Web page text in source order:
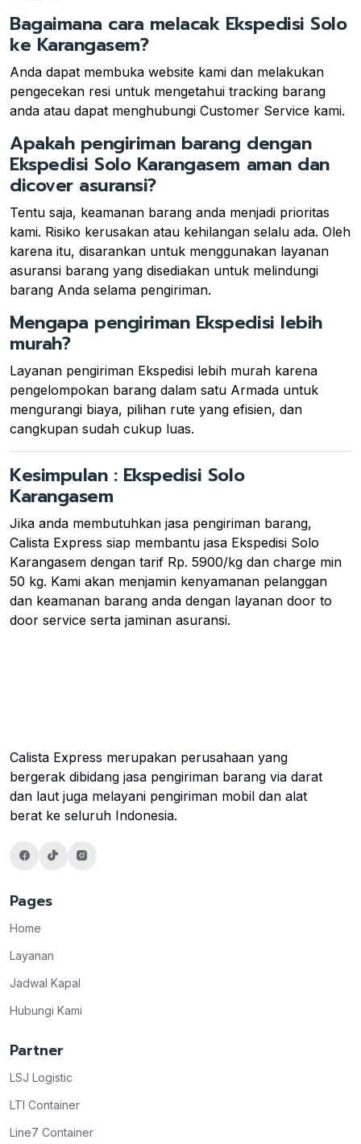
Bagaimana cara melacak Ekspedisi Solo
ke Karangasem?
Anda dapat membuka website kami dan melakukan
pengecekan resi untuk mengetahui tracking barang
anda atau dapat menghubungi Customer Service kami.
Apakah pengiriman barang dengan
Ekspedisi Solo Karangasem aman dan
dicover asuransi?
Tentu saja, keamanan barang anda menjadi prioritas
kami. Risiko kerusakan atau kehilangan selalu ada. Oleh
karena itu, disarankan untuk menggunakan layanan
asuransi barang yang disediakan untuk melindungi
barang Anda selama pengiriman.
Mengapa pengiriman Ekspedisi lebih
murah?
Layanan pengiriman Ekspedisi lebih murah karena
pengelompokan barang dalam satu Armada untuk
mengurangi biaya, pilihan rute yang efisien, dan
cangkupan sudah cukup luas.
Kesimpulan : Ekspedisi Solo
Karangasem
Jika anda membutuhkan jasa pengiriman barang,
Calista Express siap membantu jasa Ekspedisi Solo
Karangasem dengan tarif Rp. 5900/kg dan charge min
50 kg. Kami akan menjamin kenyamanan pelanggan
dan keamanan barang anda dengan layanan door to
door service serta jaminan asuransi.
Calista Express merupakan perusahaan yang
bergerak dibidang jasa pengiriman barang via darat
dan laut juga melayani pengiriman mobil dan alat
berat ke seluruh Indonesia.
Pages
Home
Layanan
Jadwal Kapal
Hubungi Kami
Partner
LSJ Logistic
LTI Container
Line7 Container